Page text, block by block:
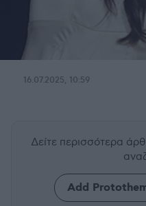
16.07.2025, 10:59
Δείτε περισσότερα
Add